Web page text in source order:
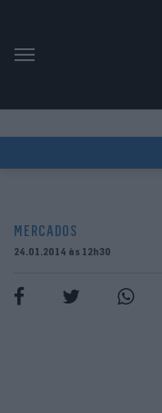
MERCADOS
24.01.2014 às 12h30